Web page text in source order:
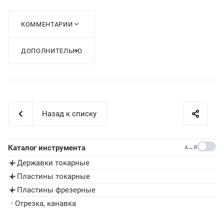
КОММЕНТАРИИ
ДОПОЛНИТЕЛЬНО
Назад к списку
Каталог инструмента A→Я
▸ Державки токарные
▸ Пластины токарные
▸ Пластины фрезерные
• Отрезка, канавка